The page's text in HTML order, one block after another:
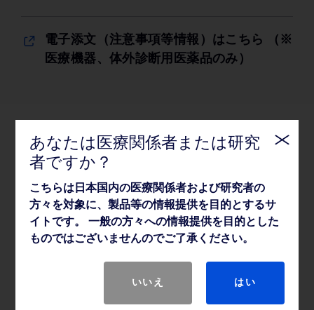
電子添文（注意事項等情報）はこちら （※
医療機器、体外診断用医薬品のみ）
関連情報
資料
製品カタログ、ビデオ等、各種資
学会・
あなたは医療関係者または研究
者ですか？
こちらは日本国内の医療関係者および研究者の
方々を対象に、製品等の情報提供を目的とするサ
イトです。 一般の方々への情報提供を目的とした
ものではございませんのでご了承ください。
いいえ はい